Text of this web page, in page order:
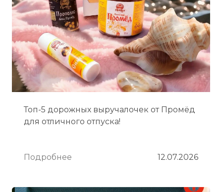
Топ-5 дорожных выручалочек от Промёд
для отличного отпуска!
Подробнее 12.07.2026